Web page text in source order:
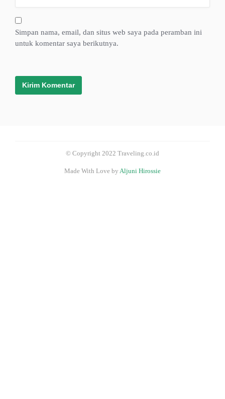
Simpan nama, email, dan situs web saya pada peramban ini
untuk komentar saya berikutnya.
© Copyright 2022 Traveling.co.id
Made With Love by Aljuni Hirossie